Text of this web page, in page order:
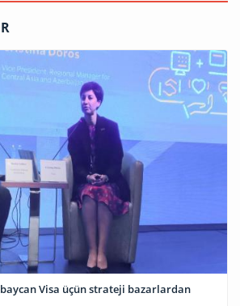
Visa üçün strateji bazarlardan